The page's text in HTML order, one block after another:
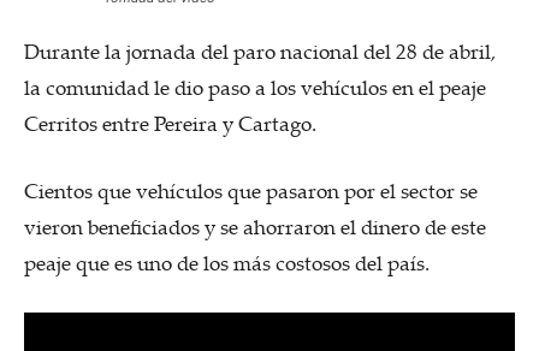
Durante la jornada del paro nacional del 28 de abril,
la comunidad le dio paso a los vehículos en el peaje
Cerritos entre Pereira y Cartago.
Cientos que vehículos que pasaron por el sector se
vieron beneficiados y se ahorraron el dinero de este
peaje que es uno de los más costosos del país.